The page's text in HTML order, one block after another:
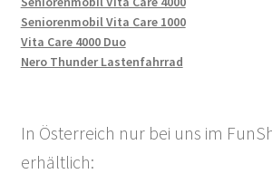
Seniorenmobil Vita Care 1000
Vita Care 4000 Duo
Nero Thunder Lastenfahrrad
In Österreich nur bei uns im
erhältlich: